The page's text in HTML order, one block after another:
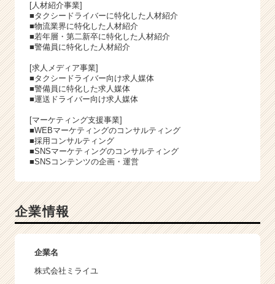
[人材紹介事業]
■タクシードライバーに特化した人材紹介
■物流業界に特化した人材紹介
■若年層・第二新卒に特化した人材紹介
■警備員に特化した人材紹介
[求人メディア事業]
■タクシードライバー向け求人媒体
■警備員に特化した求人媒体
■運送ドライバー向け求人媒体
[マーケティング支援事業]
■WEBマーケティングのコンサルティング
■採用コンサルティング
■SNSマーケティングのコンサルティング
■SNSコンテンツの企画・運営
企業情報
企業名
株式会社ミライユ